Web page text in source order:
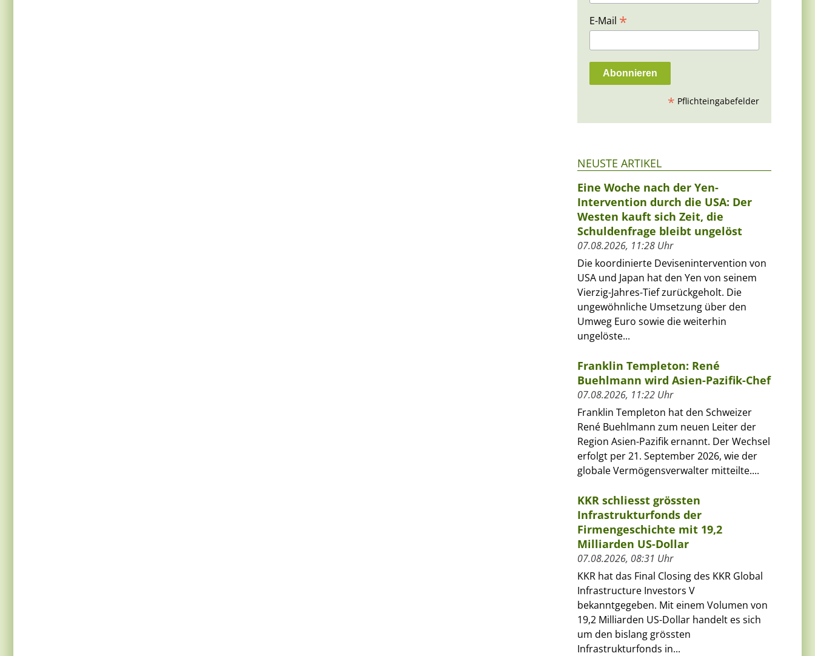
E-Mail *
* Pflichteingabefelder
NEUSTE ARTIKEL
Eine Woche nach der Yen-
Intervention durch die USA: Der
Westen kauft sich Zeit, die
Schuldenfrage bleibt ungelöst
07.08.2026, 11:28 Uhr
Die koordinierte Devisenintervention von
USA und Japan hat den Yen von seinem
Vierzig-Jahres-Tief zurückgeholt. Die
ungewöhnliche Umsetzung über den
Umweg Euro sowie die weiterhin
ungelöste...
Franklin Templeton: René
Buehlmann wird Asien-Pazifik-Chef
07.08.2026, 11:22 Uhr
Franklin Templeton hat den Schweizer
René Buehlmann zum neuen Leiter der
Region Asien-Pazifik ernannt. Der Wechsel
erfolgt per 21. September 2026, wie der
globale Vermögensverwalter mitteilte....
KKR schliesst grössten
Infrastrukturfonds der
Firmengeschichte mit 19,2
Milliarden US-Dollar
07.08.2026, 08:31 Uhr
KKR hat das Final Closing des KKR Global
Infrastructure Investors V
bekanntgegeben. Mit einem Volumen von
19,2 Milliarden US-Dollar handelt es sich
um den bislang grössten
Infrastrukturfonds in...